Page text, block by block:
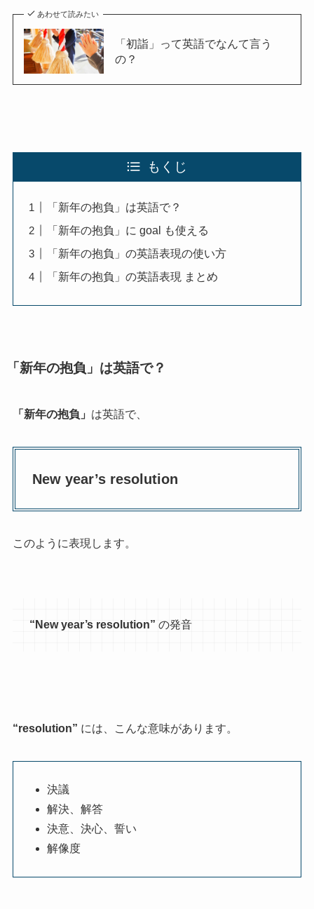
あわせて読みたい
「初詣」って英語でなんて言う
の？
もくじ
「新年の抱負」は英語で？
「新年の抱負」に goal も使える
「新年の抱負」の英語表現の使い方
「新年の抱負」の英語表現 まとめ
「新年の抱負」は英語で？
「新年の抱負」 は英語で、
New year’s resolution
このように表現します。
“New year’s resolution” の発音
“resolution” には、こんな意味があります。
決議
解決、解答
決意、決心、誓い
解像度